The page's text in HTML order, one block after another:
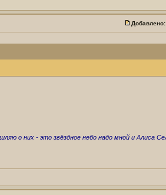
Добавлено:
о них - это звёздное небо надо мной и Алиса